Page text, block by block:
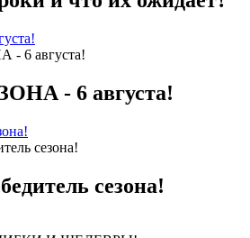
- 6 августа!
сезона!